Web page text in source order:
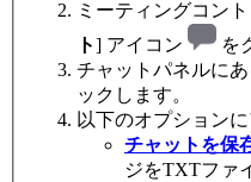
ミーティングコン
ト] アイコン
を
チャットパネルに
ックします。
以下のオプション
チャットを保
ジをTXTファ